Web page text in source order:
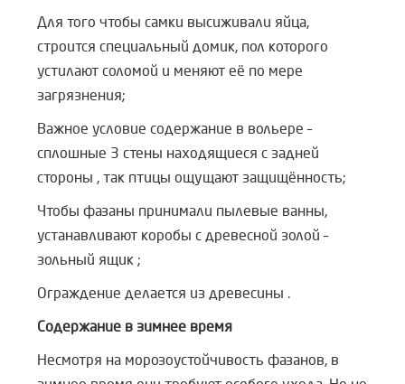
Для того чтобы самки высиживали яйца,
строится специальный домик, пол которого
устилают соломой и меняют её по мере
загрязнения;
Важное условие содержание в вольере –
сплошные 3 стены находящиеся с задней
стороны , так птицы ощущают защищённость;
Чтобы фазаны принимали пылевые ванны,
устанавливают коробы с древесной золой –
зольный ящик ;
Ограждение делается из древесины .
Содержание в зимнее время
Несмотря на морозоустойчивость фазанов, в